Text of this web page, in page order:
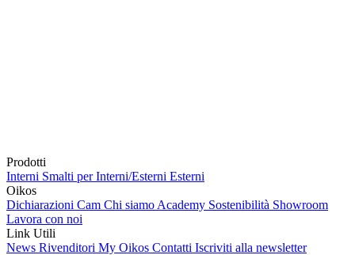
Prodotti
Interni Smalti per Interni/Esterni Esterni
Oikos
Dichiarazioni Cam Chi siamo Academy Sostenibilità Showroom
Lavora con noi
Link Utili
News Rivenditori My Oikos Contatti Iscriviti alla newsletter